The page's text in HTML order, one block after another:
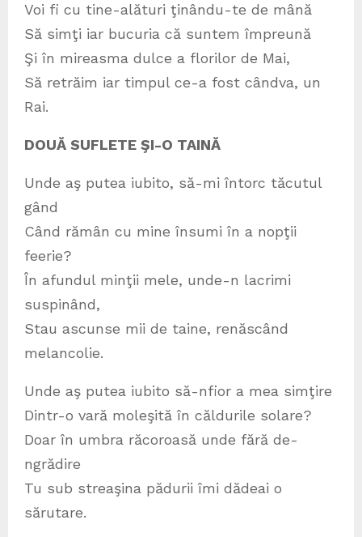
Voi fi cu tine-alături ţinându-te de mână
Să simţi iar bucuria că suntem împreună
Şi în mireasma dulce a florilor de Mai,
Să retrăim iar timpul ce-a fost cândva, un
Rai.
DOUĂ SUFLETE ŞI-O TAINĂ
Unde aş putea iubito, să-mi întorc tăcutul
gând
Când rămân cu mine însumi în a nopţii
feerie?
În afundul minţii mele, unde-n lacrimi
suspinând,
Stau ascunse mii de taine, renăscând
melancolie.
Unde aş putea iubito să-nfior a mea simţire
Dintr-o vară moleşită în căldurile solare?
Doar în umbra răcoroasă unde fără de-
ngrădire
Tu sub streaşina pădurii îmi dădeai o
sărutare.